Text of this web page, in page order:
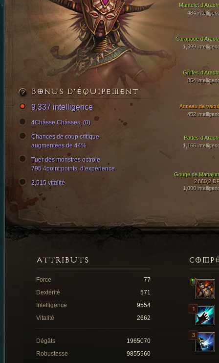
Carapace
1,399
Griffes
854
Mantelet
484
Pattes
1,166
Gouge de
2 860,2
1,000
Anneau de
452
BONUS D’ÉQUIPEMENT
9,337 intelligence
4Châsse:Châsses; (0)
Chances de coup critique
augmentées de 44%
Tuer des monstres octroie
795 4point:points; d’expérience
2,515 vitalité
ATTRIBUTS
Force
77
Dextérité
571
Intelligence
9554
Vitalité
2662
Dégâts
1965070
Robustesse
9855960